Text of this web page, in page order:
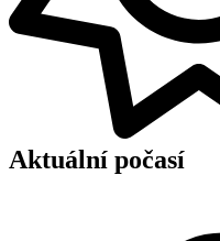
Aktuální počasí